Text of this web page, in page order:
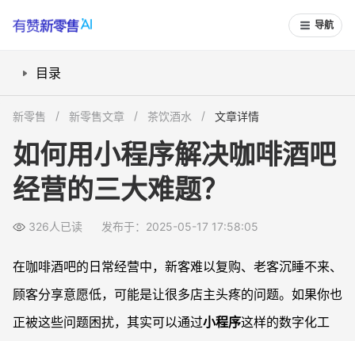
导航
目录
顾客分享意愿低，如何引导他们主动推广？
让数字化工具为你的门店赋能
新零售 新零售文章 茶饮酒水 文章详情
如何用小程序解决咖啡酒吧
经营的三大难题？
326人已读 发布于：2025-05-17 17:58:05
在咖啡酒吧的日常经营中，新客难以复购、老客沉睡不来、
顾客分享意愿低，可能是让很多店主头疼的问题。如果你也
正被这些问题困扰，其实可以通过小程序这样的数字化工